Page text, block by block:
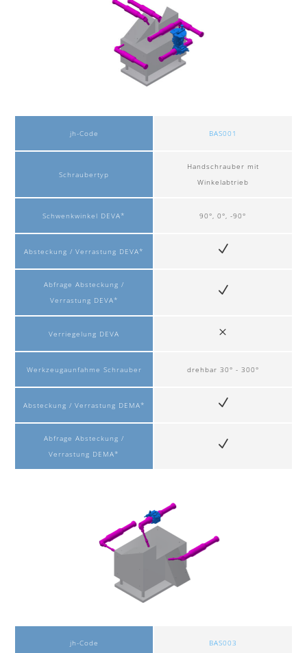
jh-Code
Schraubertyp
Schwenkwinkel DEVA*
Absteckung / Verrastung DEVA*
Abfrage Absteckung /
Verrastung DEVA*
Verriegelung DEVA
Werkzeugaunfahme Schrauber
Absteckung / Verrastung DEMA*
Abfrage Absteckung /
Verrastung DEMA*
BAS001
Handschrauber mit
Winkelabtrieb
90°, 0°, -90°
drehbar 30° - 300°
jh-Code BAS003